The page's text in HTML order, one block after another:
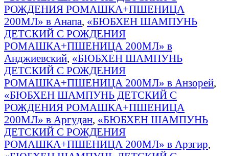
РОЖДЕНИЯ РОМАШКА+ПШЕНИЦА
200МЛ» в Анапа, «БЮБХЕН ШАМПУНЬ
ДЕТСКИЙ С РОЖДЕНИЯ
РОМАШКА+ПШЕНИЦА 200МЛ» в
Анджиевский, «БЮБХЕН ШАМПУНЬ
ДЕТСКИЙ С РОЖДЕНИЯ
РОМАШКА+ПШЕНИЦА 200МЛ» в Анзорей,
«БЮБХЕН ШАМПУНЬ ДЕТСКИЙ С
РОЖДЕНИЯ РОМАШКА+ПШЕНИЦА
200МЛ» в Аргудан, «БЮБХЕН ШАМПУНЬ
ДЕТСКИЙ С РОЖДЕНИЯ
РОМАШКА+ПШЕНИЦА 200МЛ» в Арзгир,